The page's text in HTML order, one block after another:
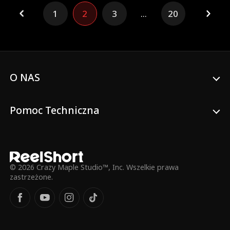
jest Cole i zrozumie, że to właśnie jego
szukała?
1 2 3 ... 20
O NAS
Pomoc Techniczna
© 2026 Crazy Maple Studio™, Inc. Wszelkie prawa
zastrzeżone.